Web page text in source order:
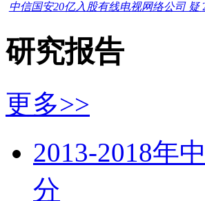
中信国安20亿入股有线电视网络公司 疑
研究报告
更多>>
2013-2018年
分